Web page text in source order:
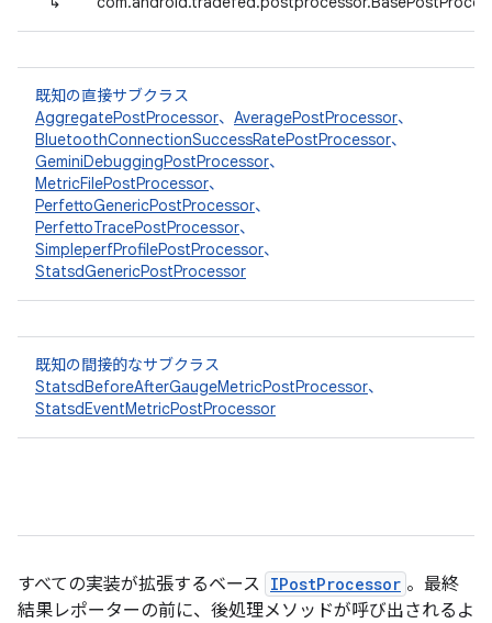
既知の直接サブクラス
AggregatePostProcessor、 AveragePostProcessor、
BluetoothConnectionSuccessRatePostProcessor、
GeminiDebuggingPostProcessor、
MetricFilePostProcessor、
PerfettoGenericPostProcessor、
PerfettoTracePostProcessor、
SimpleperfProfilePostProcessor、
StatsdGenericPostProcessor
既知の間接的なサブクラス
StatsdBeforeAfterGaugeMetricPostProcessor、
StatsdEventMetricPostProcessor
すべての実装が拡張するベース IPostProcessor 。最終
結果レポーターの前に、後処理メソッドが呼び出されるよ